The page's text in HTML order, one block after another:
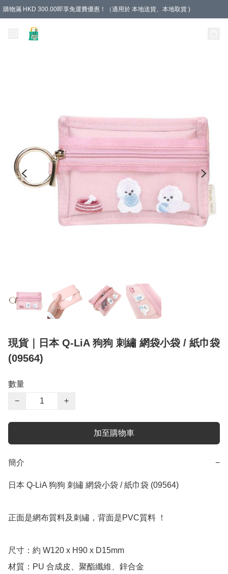
購物滿 HKD 300.00即享免運費優惠！（適用於 本地送貨、本地取貨 )
現貨｜日本 Q-LiA 狗狗 刺繡 網袋小袋 / 紙巾袋
(09564)
數量
−
+
加至購物車
簡介 −
日本 Q-LiA 狗狗 刺繡 網袋小袋 / 紙巾袋 (09564)
正面是網布質料及刺繡，背面是PVC質料 ！
尺寸：約 W120 x H90 x D15mm
材質：PU 合成皮、聚酯纖維、鋅合金